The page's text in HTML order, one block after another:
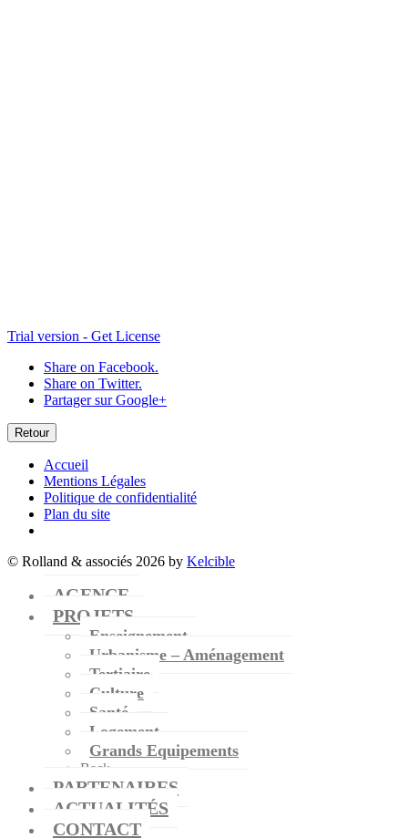
Zibo048
Zibo075
Zibo074
Trial version - Get License
Share on Facebook.
Share on Twitter.
Partager sur Google+
Retour
Accueil
Mentions Légales
Politique de confidentialité
Plan du site
© Rolland & associés 2026 by Kelcible
AGENCE
PROJETS
Enseignement
Urbanisme – Aménagement
Tertiaire
Culture
Santé
Logement
Grands Equipements
Back
PARTENAIRES
ACTUALITÉS
CONTACT